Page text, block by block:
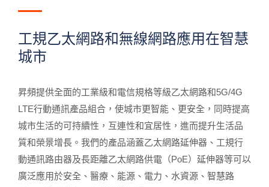
工規乙太網路和無線網路應用在智慧
城市
昇頻提供全面的工業級和電信規格等級乙太網路和5G/4G
LTE行動通訊產品組合，使城市更智能、更安全，同時提高
城市生活的可持續性，互連性和宜居性，進而提升生活品
質和榮景增長。我們的產品涵蓋乙太網路延伸器、工規行
動通訊路由器及長距離乙太網路供電（PoE）延伸器等可以
廣泛應用於安全、醫療、能源、電力、水資源、智慧路